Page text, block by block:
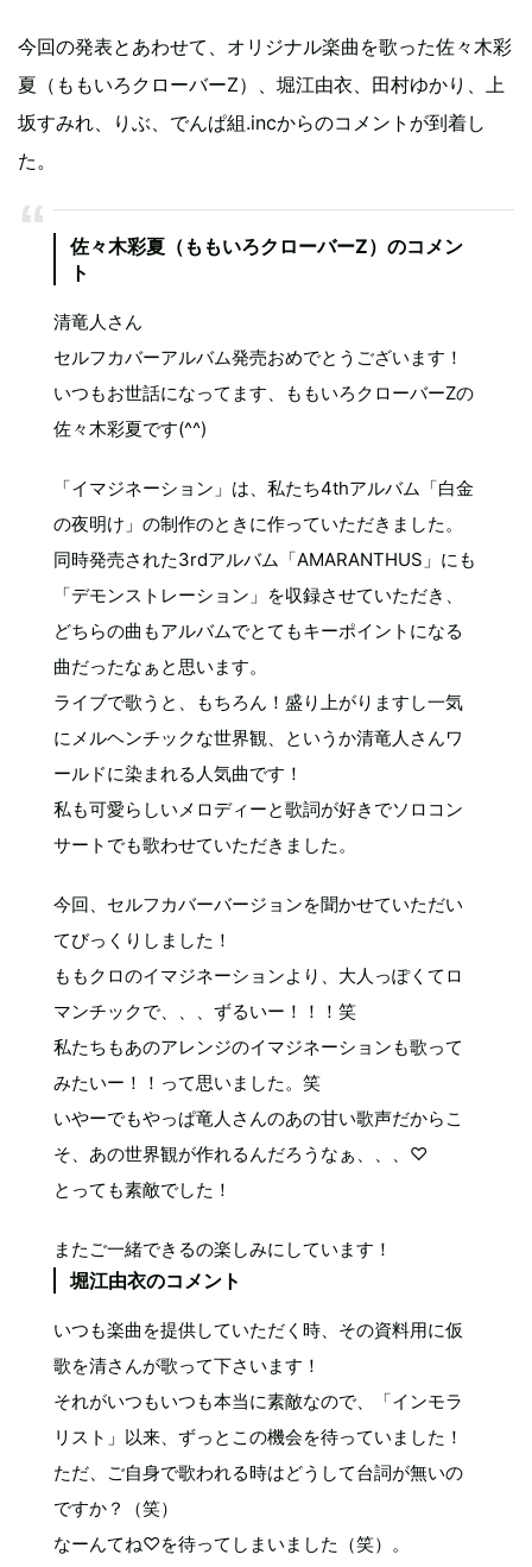
今回の発表とあわせて、オリジナル楽曲を歌った佐々木彩
夏（ももいろクローバーZ）、堀江由衣、田村ゆかり、上
坂すみれ、りぶ、でんぱ組.incからのコメントが到着し
た。
佐々木彩夏（ももいろクローバーZ）のコメン
ト
清竜人さん
セルフカバーアルバム発売おめでとうございます！
いつもお世話になってます、ももいろクローバーZの
佐々木彩夏です(^^)
「イマジネーション」は、私たち4thアルバム「白金
の夜明け」の制作のときに作っていただきました。
同時発売された3rdアルバム「AMARANTHUS」にも
「デモンストレーション」を収録させていただき、
どちらの曲もアルバムでとてもキーポイントになる
曲だったなぁと思います。
ライブで歌うと、もちろん！盛り上がりますし一気
にメルヘンチックな世界観、というか清竜人さんワ
ールドに染まれる人気曲です！
私も可愛らしいメロディーと歌詞が好きでソロコン
サートでも歌わせていただきました。
今回、セルフカバーバージョンを聞かせていただい
てびっくりしました！
ももクロのイマジネーションより、大人っぽくてロ
マンチックで、、、ずるいー！！！笑
私たちもあのアレンジのイマジネーションも歌って
みたいー！！って思いました。笑
いやーでもやっぱ竜人さんのあの甘い歌声だからこ
そ、あの世界観が作れるんだろうなぁ、、、♡
とっても素敵でした！
またご一緒できるの楽しみにしています！
堀江由衣のコメント
いつも楽曲を提供していただく時、その資料用に仮
歌を清さんが歌って下さいます！
それがいつもいつも本当に素敵なので、「インモラ
リスト」以来、ずっとこの機会を待っていました！
ただ、ご自身で歌われる時はどうして台詞が無いの
ですか？（笑）
なーんてね♡を待ってしまいました（笑）。